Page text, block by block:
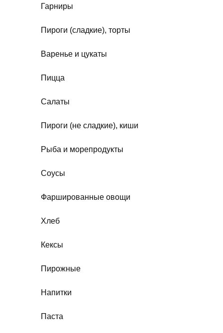
Гарниры
Пироги (сладкие), торты
Варенье и цукаты
Пицца
Салаты
Пироги (не сладкие), киши
Рыба и морепродукты
Соусы
Фаршированные овощи
Хлеб
Кексы
Пирожные
Напитки
Паста